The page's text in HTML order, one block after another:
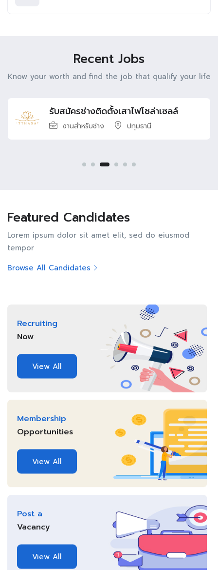
Recent Jobs
Know your worth and find the job that qualify your life
รับสมัคร Quality Engineer
งานสำหรับวิศวกร ปทุมธานี
Featured Candidates
Lorem ipsum dolor sit amet elit, sed do eiusmod
tempor
Browse All Candidates
Recruiting
Now
View All
Membership
Opportunities
View All
Post a
Vacancy
View All